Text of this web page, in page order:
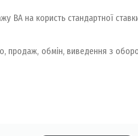
ВА на користь стандартної
продаж, обмін, виведення з